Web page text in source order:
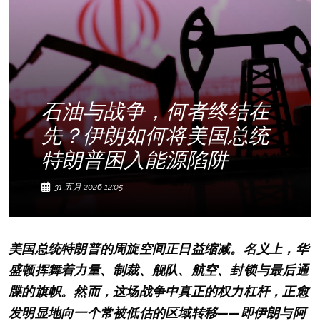
石油与战争，何者终结在
先？伊朗如何将美国总统
特朗普困入能源陷阱
31 五月 2026 12:05
美国总统特朗普的周旋空间正日益缩减。名义上，华
盛顿挥舞着力量、制裁、舰队、航空、封锁与最后通
牒的旗帜。然而，这场战争中真正的权力杠杆，正愈
发明显地向一个常被低估的区域转移——即伊朗与阿